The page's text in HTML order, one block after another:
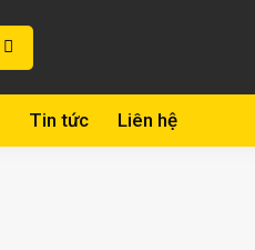
Tin tức Liên hệ